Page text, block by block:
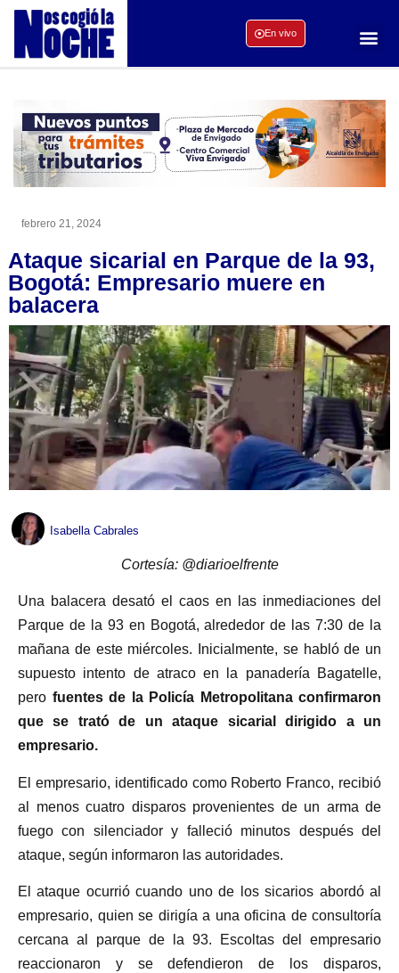
En vivo
febrero 21, 2024
Ataque sicarial en Parque de la 93,
Bogotá: Empresario muere en
balacera
Isabella Cabrales
Cortesía: @diarioelfrente
Una balacera desató el caos en las inmediaciones del
Parque de la 93 en Bogotá, alrededor de las 7:30 de la
mañana de este miércoles. Inicialmente, se habló de un
supuesto intento de atraco en la panadería Bagatelle,
pero fuentes de la Policía Metropolitana confirmaron
que se trató de un ataque sicarial dirigido a un
empresario.
El empresario, identificado como Roberto Franco, recibió
al menos cuatro disparos provenientes de un arma de
fuego con silenciador y falleció minutos después del
ataque, según informaron las autoridades.
El ataque ocurrió cuando uno de los sicarios abordó al
empresario, quien se dirigía a una oficina de consultoría
cercana al parque de la 93. Escoltas del empresario
reaccionaron y se defendieron de los disparos,